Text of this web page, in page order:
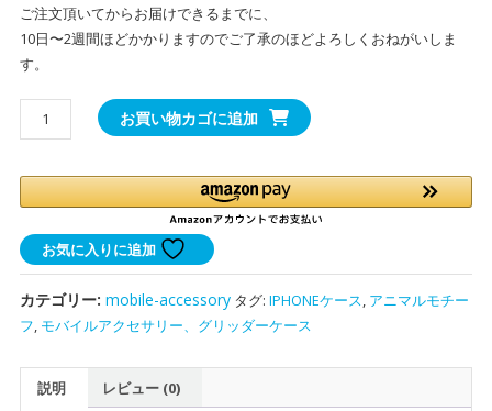
ご注文頂いてからお届けできるまでに、
10日〜2週間ほどかかりますのでご了承のほどよろしくおねがいしま
す。
ニ
ル
faceup
グ
リ
タ
ー
ケ
お買い物カゴに追加
お気に入りに追加
カテゴリー: mobile-accessory タグ: IPHONEケース, アニマルモチー
フ, モバイルアクセサリー、グリッダーケース
説明 レビュー (0)